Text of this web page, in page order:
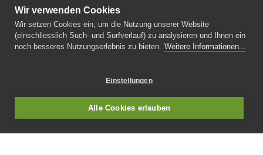
Wir verwenden Cookies
Wir setzen Cookies ein, um die Nutzung unserer Website
(einschliesslich Such- und Surfverlauf) zu analysieren und Ihnen ein
noch besseres Nutzungserlebnis zu bieten. Weitere Informationen...
Einstellungen
Alle Cookies erlauben